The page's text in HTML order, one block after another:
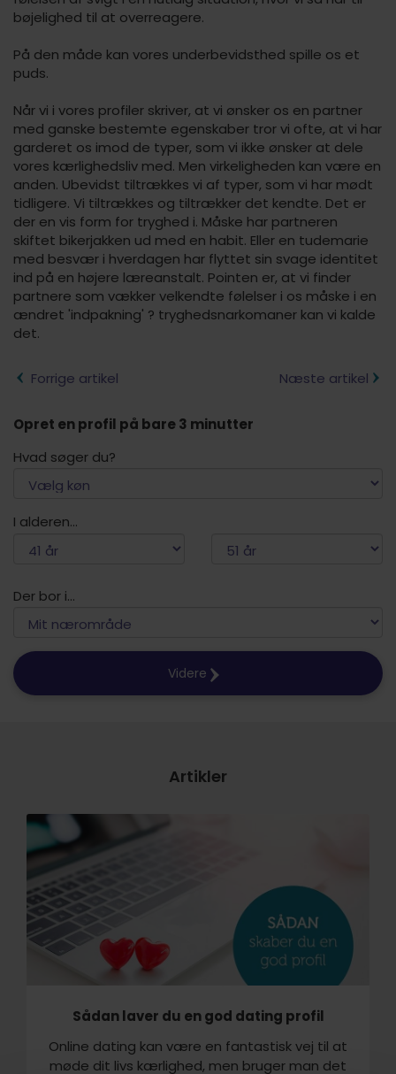
bøjelighed til at overreagere.
På den måde kan vores underbevidsthed spille os et
puds.
Når vi i vores profiler skriver, at vi ønsker os en partner
med ganske bestemte egenskaber tror vi ofte, at vi har
garderet os imod de typer, som vi ikke ønsker at dele
vores kærlighedsliv med. Men virkeligheden kan være en
anden. Ubevidst tiltrækkes vi af typer, som vi har mødt
tidligere. Vi tiltrækkes og tiltrækker det kendte. Det er
der en vis form for tryghed i. Måske har partneren
skiftet bikerjakken ud med en habit. Eller en tudemarie
med besvær i hverdagen har flyttet sin svage identitet
ind på en højere læreanstalt. Pointen er, at vi finder
partnere som vækker velkendte følelser i os måske i en
ændret 'indpakning' ? tryghedsnarkomaner kan vi kalde
det.
Næste artikel
Forrige artikel
Opret en profil på bare 3 minutter
Hvad søger du?
I alderen...
Der bor i...
Videre
Artikler
Sådan laver du en god dating profil
Online dating kan være en fantastisk vej til at
møde dit livs kærlighed, men bruger man det